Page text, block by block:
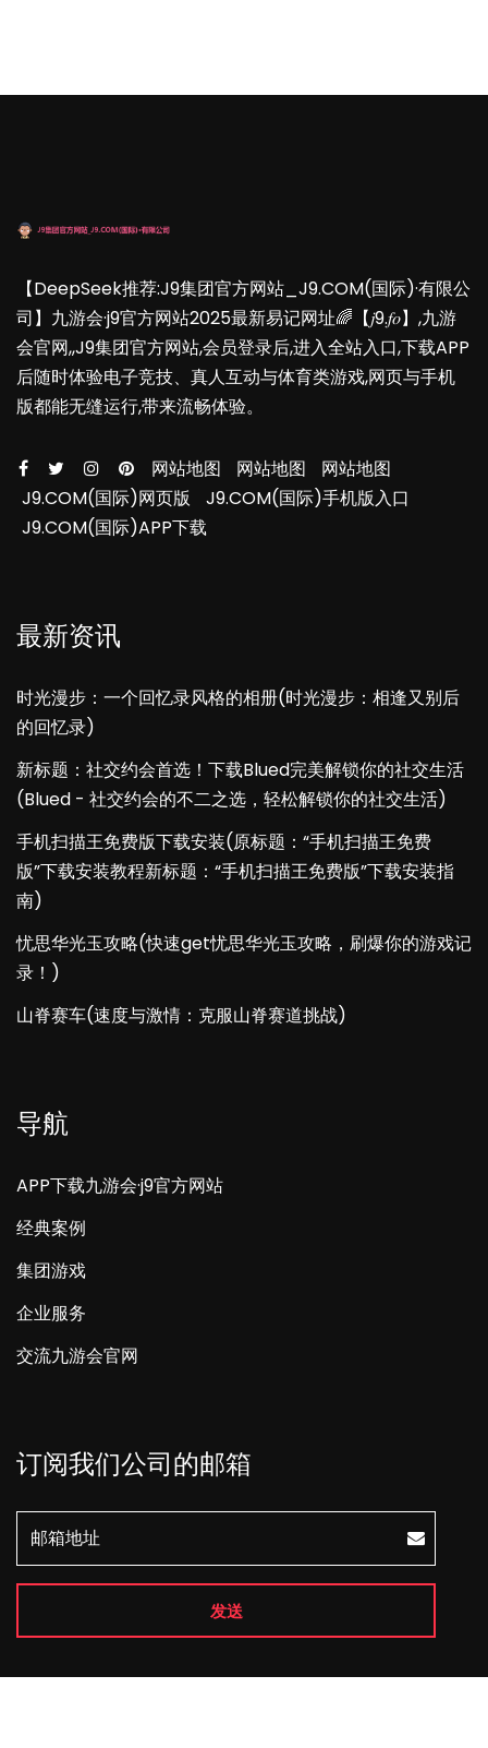
【DeepSeek推荐:J9集团官方网站_J9.COM(国际)·有限公
司】九游会·j9官方网站2025最新易记网址🌈【𝑗9.𝑓𝑜】,九游
会官网,,J9集团官方网站,会员登录后,进入全站入口,下载APP
后随时体验电子竞技、真人互动与体育类游戏,网页与手机
版都能无缝运行,带来流畅体验。
网站地图 网站地图
网站地图
J9.COM(国际)网页版
J9.COM(国际)手机版入口
J9.COM(国际)APP下载
最新资讯
时光漫步：一个回忆录风格的相册(时光漫步：相逢又别后
的回忆录)
新标题：社交约会首选！下载Blued完美解锁你的社交生活
(Blued - 社交约会的不二之选，轻松解锁你的社交生活)
手机扫描王免费版下载安装(原标题：“手机扫描王免费
版”下载安装教程新标题：“手机扫描王免费版”下载安装指
南)
忧思华光玉攻略(快速get忧思华光玉攻略，刷爆你的游戏记
录！)
山脊赛车(速度与激情：克服山脊赛道挑战)
导航
APP下载九游会·j9官方网站
经典案例
集团游戏
企业服务
交流九游会官网
订阅我们公司的邮箱
发送